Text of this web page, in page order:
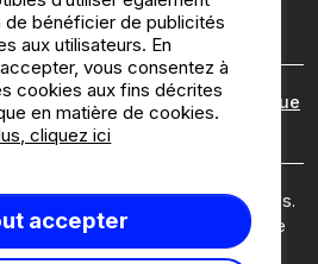
légales|Cookies|
Politique
des avis
Camping2Be, tous droits réservés.
les images sont la propriété de
respectifs.
bénéficier de publicités
aux utilisateurs. En
vous consentez à
cookies aux fins décrites
en matière de cookies.
cliquez ici
accepter